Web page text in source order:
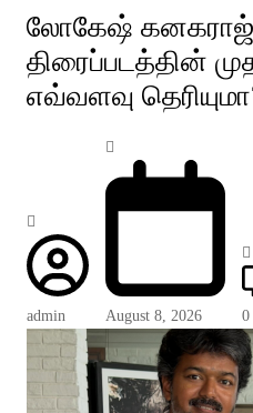
லோகேஷ் கனகராஜ்
திரைப்படத்தின்
எவ்வளவு
admin August 8, 2026 0